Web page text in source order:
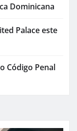
Dominicana
Palace este
Código Penal